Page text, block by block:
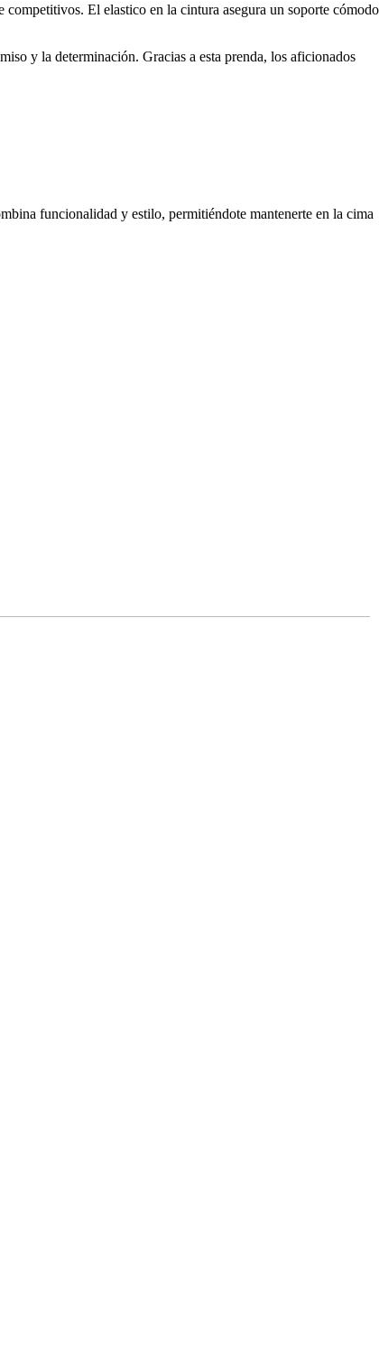
El elastico en la cintura asegura un soporte cómodo
y la determinación. Gracias a esta prenda, los aficionados
funcionalidad y estilo, permitiéndote mantenerte en la cima